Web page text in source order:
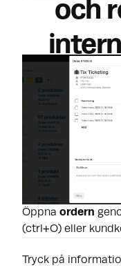
och
Öppna ordern
(ctrl+O) eller
Tryck på